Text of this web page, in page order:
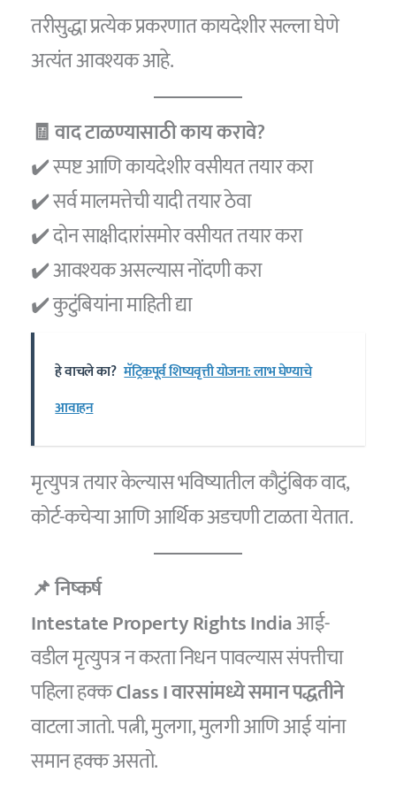
तरीसुद्धा प्रत्येक प्रकरणात कायदेशीर सल्ला घेणे
अत्यंत आवश्यक आहे.
🧾 वाद टाळण्यासाठी काय करावे?
✔️ स्पष्ट आणि कायदेशीर वसीयत तयार करा
✔️ सर्व मालमत्तेची यादी तयार ठेवा
✔️ दोन साक्षीदारांसमोर वसीयत तयार करा
✔️ आवश्यक असल्यास नोंदणी करा
✔️ कुटुंबियांना माहिती द्या
हे वाचले का? मॅट्रिकपूर्व शिष्यवृत्ती योजना: लाभ घेण्याचे
आवाहन
मृत्युपत्र तयार केल्यास भविष्यातील कौटुंबिक वाद,
कोर्ट-कचेऱ्या आणि आर्थिक अडचणी टाळता येतात.
📌 निष्कर्ष
Intestate Property Rights Indiaआई-
वडील मृत्युपत्र न करता निधन पावल्यास संपत्तीचा
पहिला हक्कClass I वारसांमध्ये समान पद्धतीने
वाटला जातो. पत्नी, मुलगा, मुलगी आणि आई यांना
समान हक्क असतो.